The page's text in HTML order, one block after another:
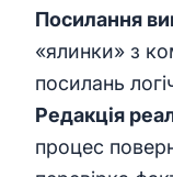
Посилання
«ялинки» з
посилань
Редакція
процес